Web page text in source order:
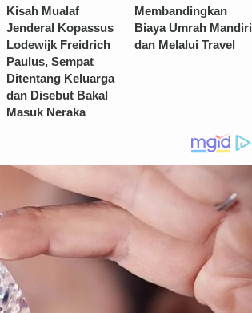
Kisah Mualaf
Jenderal Kopassus
Lodewijk Freidrich
Paulus, Sempat
Ditentang Keluarga
dan Disebut Bakal
Masuk Neraka
Membandingkan
Biaya Umrah Mandiri
dan Melalui Travel